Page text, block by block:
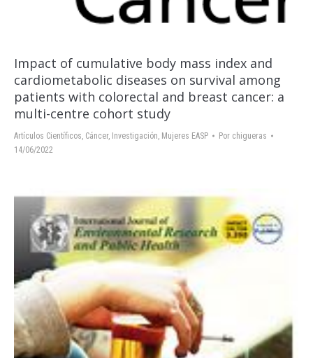
Impact of cumulative body mass index and
cardiometabolic diseases on survival among
patients with colorectal and breast cancer: a
multi-centre cohort study
Artículos Científicos, Cáncer, Investigación, Mujeres EASP Por chigueras
14/06/2022